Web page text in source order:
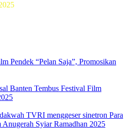
Pendek “Pelan Saja”, Promosikan
Banten Tembus Festival Film
TVRI menggeser sinetron Para
Anugerah Syiar Ramadhan 2025